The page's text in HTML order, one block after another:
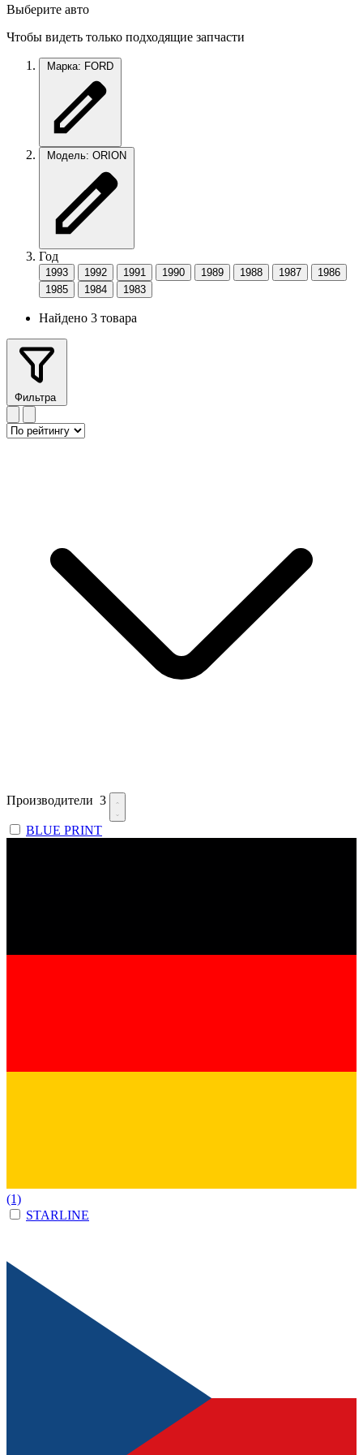
Выберите авто
Чтобы видеть только подходящие запчасти
Марка: FORD
Модель: ORION
Год
1993 1992 1991 1990 1989 1988 1987
1986
1985
1984 1983
Найдено 3 товара
Фильтра
Производители 3
BLUE PRINT
(1)
STARLINE